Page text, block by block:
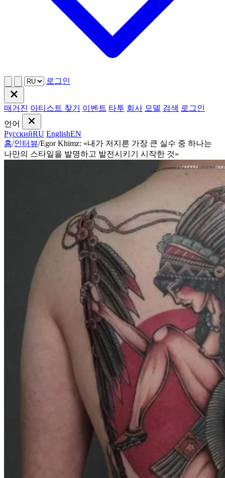
로그인
매거진 아티스트 찾기 이벤트 타투 회사 모델 검색 로그인
언어
РусскийRU EnglishEN
홈/인터뷰/Egor Khimz: «내가 저지른 가장 큰 실수 중 하나는
나만의 스타일을 발명하고 발전시키기 시작한 것»